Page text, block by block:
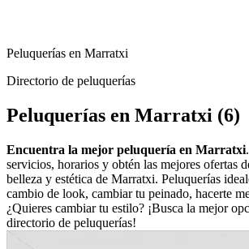
Peluquerías en Marratxi
Directorio de peluquerías
Peluquerías en Marratxi (6)
Encuentra la mejor peluquería en Marratxi
servicios, horarios y obtén las mejores ofertas
belleza y estética de Marratxi. Peluquerías
cambio de look, cambiar tu peinado, hacerte
¿Quieres cambiar tu estilo? ¡Busca la mejor
directorio de peluquerías!